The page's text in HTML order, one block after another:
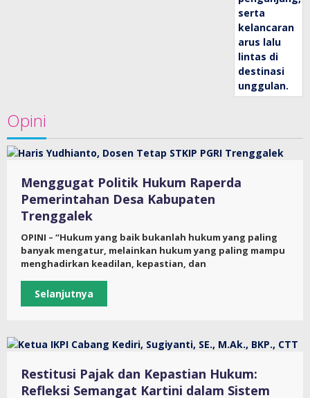
Opini
Menggugat Politik Hukum Raperda
Pemerintahan Desa Kabupaten
Trenggalek
OPINI – “Hukum yang baik bukanlah hukum yang paling
banyak mengatur, melainkan hukum yang paling mampu
menghadirkan keadilan, kepastian, dan
Selanjutnya
Restitusi Pajak dan Kepastian Hukum:
Refleksi Semangat Kartini dalam Sistem